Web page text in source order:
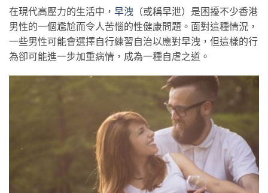
在現代高壓力的生活中， 早洩 （或稱早泄）是困擾不少香港
男性的一個尷尬而令人苦惱的性健康問題。面對這種情況，
一些男性可能會選擇自行練習自治以應對早洩，但這樣的行
為卻可能進一步加重病情，成為一種自虐之道。